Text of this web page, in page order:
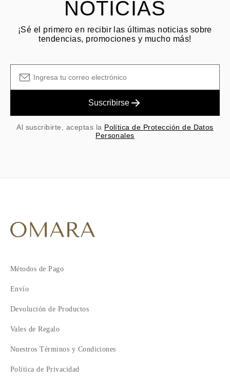
NOTICIAS
¡Sé el primero en recibir las últimas noticias sobre
tendencias, promociones y mucho más!
Suscribirse
Al suscribirte, aceptas la Política de Protección de Datos
Personales
Métodos de Pago
Envío
Devolución de Productos
Vales de Regalo
Nuestros Términos y Condiciones
Política de Privacidad